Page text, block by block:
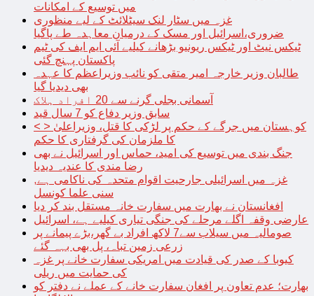
میں توسیع کے امکانات
غزہ میں سٹار لنک سیٹلائٹ کے لیے منظوری
ضروری،اسرائیل اور مسک کے درمیان معاہدہ طے پاگیا
ٹیکس نیٹ اور ٹیکس ریونیو بڑھانے کیلیے آئی ایم ایف کی ٹیم
پاکستان پہنچ گئی
طالبان وزیر خارجہ امیر متقی کو نائب وزیراعظم کا عہدہ
بھی دیدیا گیا
آسمانی بجلی گرنے سے 20 افراد ہلاک
سابق وزیر دفاع کو 7 سال قید
< > کوہستان میں جرگے کے حکم پر لڑکی کا قتل، وزیراعلیٰ
کا ملزمان کی گرفتاری کا حکم
جنگ بندی میں توسیع کی امید، حماس اور اسرائیل نے بھی
رضا مندی کا عندیہ دیدیا
غزہ میں اسرائیلی جارحیت اقوام متحدہ کی ناکامی ہے,
سنی علما کونسل
افغانستان نے بھارت میں سفارت خانہ مستقل بند کر دیا
عارضی وقفہ اگلے مرحلے کی جنگی تیاری کیلیے ہے، اسرائیل
صومالیہ میں سیلاب سے7 لاکھ افراد بے گھر،بڑے پیمانے پر
زرعی زمین تباہ، پل بھی بہہ گئے
کیوبا کے صدر کی قیادت میں امریکی سفارت خانے پر غزہ
کی حمایت میں ریلی
بھارت؛ عدم تعاون پر افغان سفارت خانے کے عملے نے دفتر کو